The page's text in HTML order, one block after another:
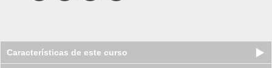
Características de este curso